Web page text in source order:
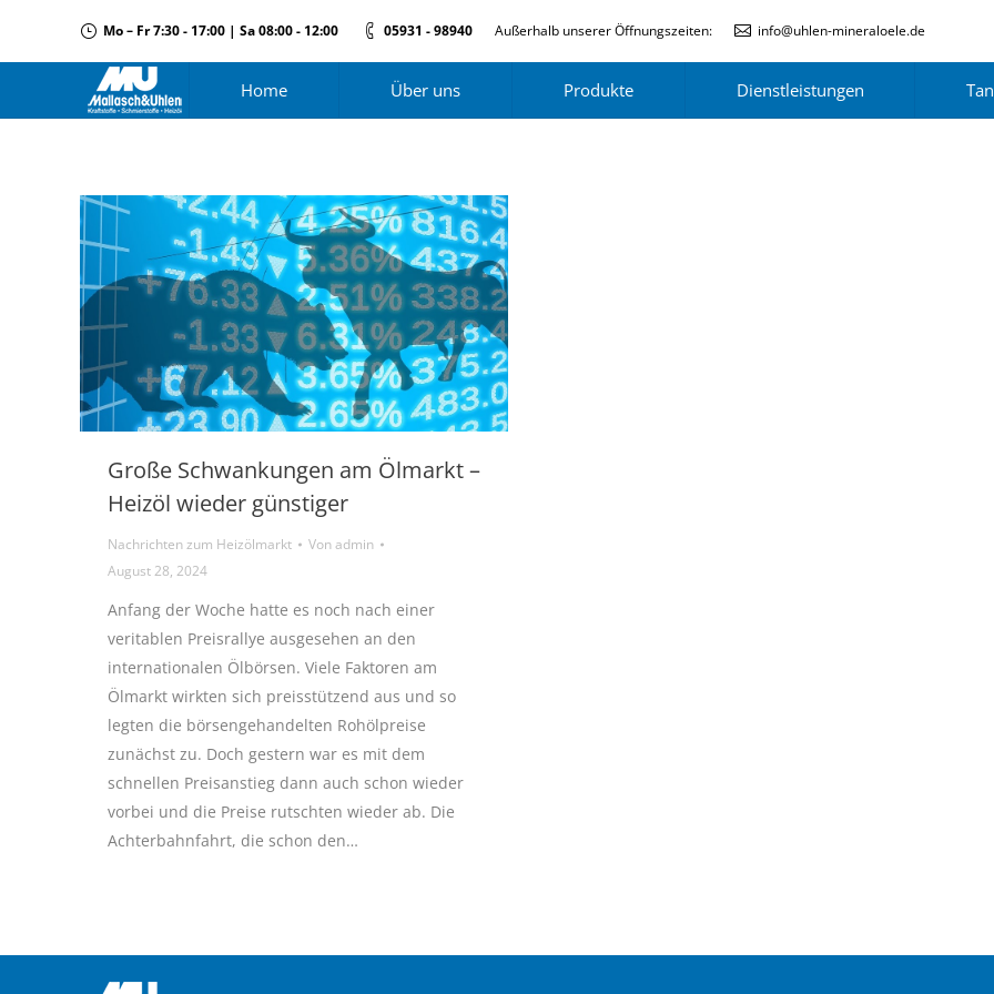
Mo – Fr 7:30 - 17:00 | Sa 08:00 - 12:00 05931 - 98940 Außerhalb unserer Öffnungszeiten: info@uhlen-mineraloele.de
Home Über uns Produkte Dienstleistungen
Große Schwankungen am Ölmarkt –
Heizöl wieder günstiger
Nachrichten zum Heizölmarkt Vonadmin
August 28, 2024
Anfang der Woche hatte es noch nach einer
veritablen Preisrallye ausgesehen an den
internationalen Ölbörsen. Viele Faktoren am
Ölmarkt wirkten sich preisstützend aus und so
legten die börsengehandelten Rohölpreise
zunächst zu. Doch gestern war es mit dem
schnellen Preisanstieg dann auch schon wieder
vorbei und die Preise rutschten wieder ab. Die
Achterbahnfahrt, die schon den…